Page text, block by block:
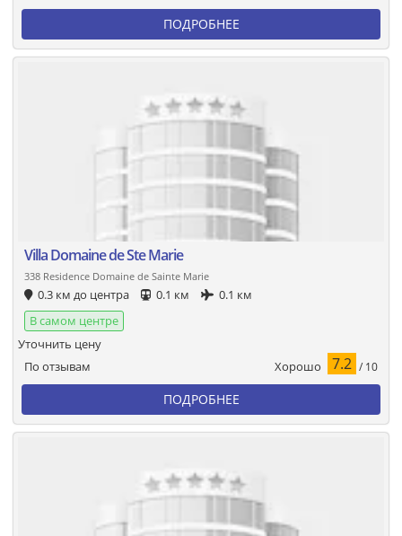
ПОДРОБНЕЕ
Villa Domaine de Ste Marie
338 Residence Domaine de Sainte Marie
0.3 км до центра 0.1 км
0.1 км
В самом центре
По отзывам Хорошо 7.2 / 10
Уточнить цену
ПОДРОБНЕЕ